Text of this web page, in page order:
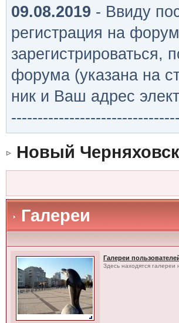
09.08.2019 - Ввиду
регистрация на
зарегистрироваться,
форума (указана на
ник и Ваш адрес
Новый
Галереи
Галереи
Здесь находятся галереи